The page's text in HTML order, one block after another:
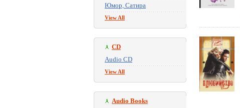
Юмор, Сатира
View All
CD
Audio CD
View All
Audio Books